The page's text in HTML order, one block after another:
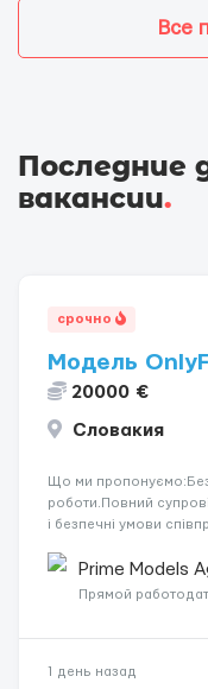
Все
Последние
вакансии.
срочно
Модель
20000 €
Словакия
Що ми
роботи.Повний
і безпечні умови
розвиватися.Досвід
вакансія — залишайте
Prime Models
Прямой
1 день назад